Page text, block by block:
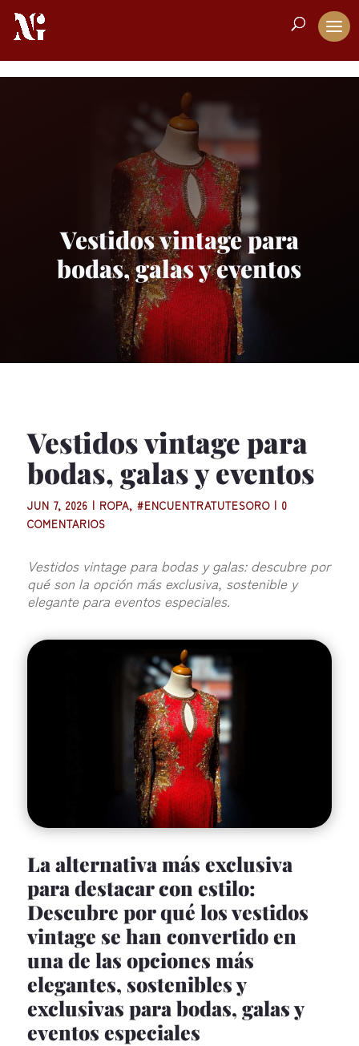
Vestidos vintage para
bodas, galas y eventos
Vestidos vintage para
bodas, galas y eventos
JUN 7, 2026 | ROPA, #ENCUENTRATUTESORO| 0
COMENTARIOS
Vestidos vintage para bodas y galas: descubre por
qué son la opción más exclusiva, sostenible y
elegante para eventos especiales.
La alternativa más exclusiva
para destacar con estilo:
Descubre por qué los vestidos
vintage se han convertido en
una de las opciones más
elegantes, sostenibles y
exclusivas para bodas, galas y
eventos especiales